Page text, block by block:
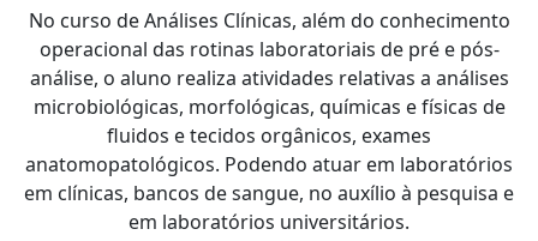
No curso de Análises Clínicas, além do conhecimento
operacional das rotinas laboratoriais de pré e pós-
análise, o aluno realiza atividades relativas a análises
microbiológicas, morfológicas, químicas e físicas de
fluidos e tecidos orgânicos, exames
anatomopatológicos. Podendo atuar em laboratórios
em clínicas, bancos de sangue, no auxílio à pesquisa e
em laboratórios universitários.